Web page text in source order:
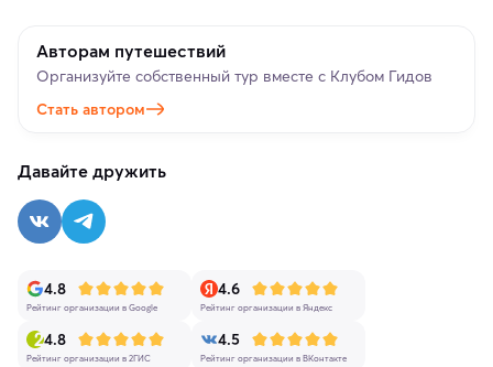
Авторам путешествий
Организуйте собственный тур вместе с Клубом Гидов
Стать автором
Давайте дружить
4.8
Рейтинг организации в Google
4.6
Рейтинг организации в Яндекс
4.8
Рейтинг организации в 2ГИС
4.5
Рейтинг организации в ВКонтакте